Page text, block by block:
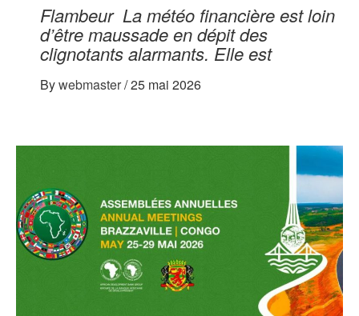
Flambeur La météo financière est loin
d’être maussade en dépit des
clignotants alarmants. Elle est
Bywebmaster/25 mai 2026